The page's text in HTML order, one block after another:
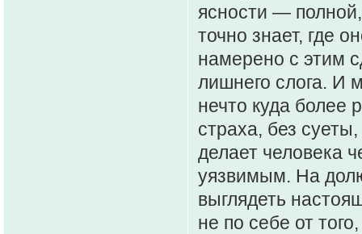
ясности —
точно знает, где
намерено с этим
лишнего слога. И
нечто куда более
страха, без
делает человека
уязвимым. На
выглядеть
не по себе от